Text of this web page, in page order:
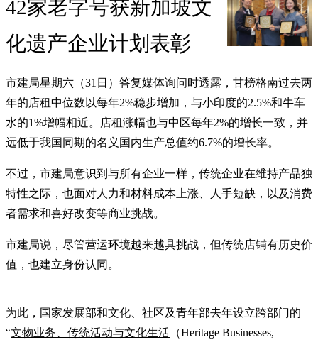
42家老字号获新加坡文
化遗产企业计划表彰
市建局星期六（31日）答复媒体询问时透露，甘榜格南过去两
年的店租中位数以每年2%稳步增加，与小印度的2.5%和牛车
水的1%增幅相近。店租涨幅也与中区每年2%的增长一致，并
远低于我国同期的名义国内生产总值约6.7%的增长率。
不过，市建局意识到与所有企业一样，传统企业在维持产品独
特性之际，也面对人力和材料成本上涨、人手短缺，以及消费
者需求和喜好改变等商业挑战。
市建局说，尽管营运环境越来越具挑战，但传统店铺有历史价
值，也建立身份认同。
为此，国家发展部和文化、社区及青年部去年设立跨部门的
“文物业务、传统活动与文化生活 （Heritage Businesses,